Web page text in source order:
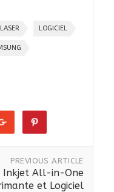
LASER LOGICIEL
PREVIOUS ARTICLE
Inkjet All-in-One
et Logiciel